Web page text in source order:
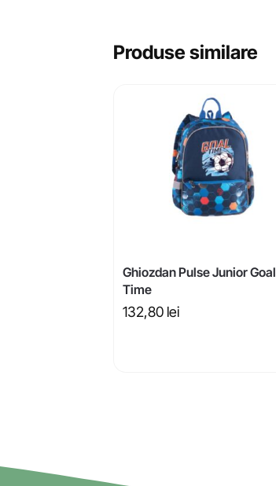
Produse similare
Ghiozdan Pulse Junior Goal
Time
132,80 lei